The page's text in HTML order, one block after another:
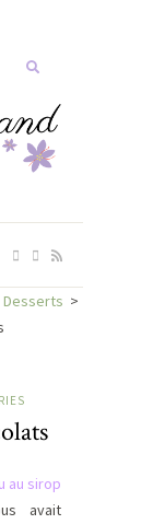
Desserts >
au sirop
avait